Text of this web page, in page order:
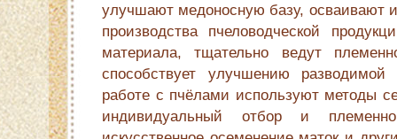
улучшают медоносную базу, осваивают
производства пчеловодческой
материала, тщательно ведут
способствует улучшению
работе с пчёлами используют методы
индивидуальный отбор и